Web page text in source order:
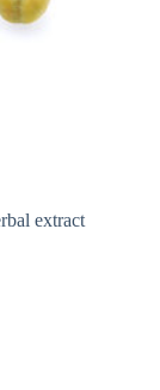
extract